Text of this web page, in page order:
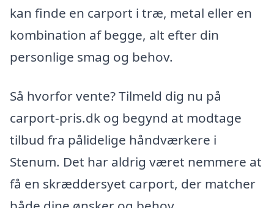
kan finde en carport i træ, metal eller en
kombination af begge, alt efter din
personlige smag og behov.
Så hvorfor vente? Tilmeld dig nu på
carport-pris.dk og begynd at modtage
tilbud fra pålidelige håndværkere i
Stenum. Det har aldrig været nemmere at
få en skræddersyet carport, der matcher